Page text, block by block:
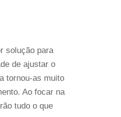
solução para
de ajustar o
tornou-as muito
Ao focar na
tudo o que